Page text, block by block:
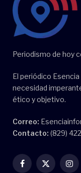
Periodismo de hoy
El periódico
necesidad
ético y objetivo.
Correo:
Contacto: (829)
Facebook
X